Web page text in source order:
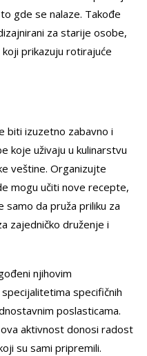
gde se nalaze. Takođe
za starije osobe,
prikazuju rotirajuće
biti izuzetno zabavno i
koje uživaju u kulinarstvu
veštine. Organizujte
mogu učiti nove recepte,
samo da pruža priliku za
zajedničko druženje i
njihovim
specifičnih
poslasticama.
aktivnost donosi radost
su sami pripremili.